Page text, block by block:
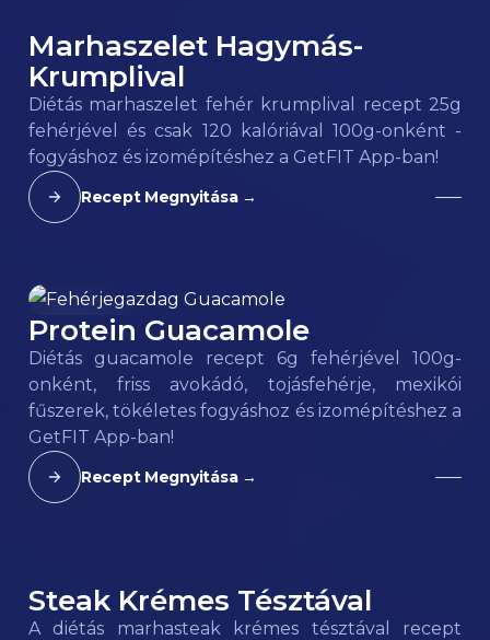
120kcal
Marhaszelet Hagymás-
Krumplival
Diétás marhaszelet fehér krumplival recept 25g
fehérjével és csak 120 kalóriával 100g-onként -
fogyáshoz és izomépítéshez a GetFIT App-ban!
Recept Megnyitása →
106kcal
Protein Guacamole
Diétás guacamole recept 6g fehérjével 100g-
onként, friss avokádó, tojásfehérje, mexikói
fűszerek, tökéletes fogyáshoz és izomépítéshez a
GetFIT App-ban!
Recept Megnyitása →
180kcal
Steak Krémes Tésztával
A diétás marhasteak krémes tésztával recept